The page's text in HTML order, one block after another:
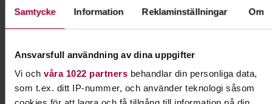
Samtycke Information Reklaminställningar Om
Ansvarsfull användning av dina uppgifter
Vi och våra 1022 partnersbehandlar din personliga data,
som t.ex. ditt IP-nummer, och använder teknologi såsom
Aktiviteten är helt gratis, material ingår!
lokalen är tillgänglighetsanpassad
Med stöd av Stockholm Stad